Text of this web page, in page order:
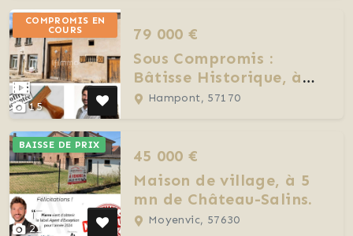
15
COMPROMIS EN
COURS
79 000 €
Sous Compromis :
Bâtisse Historique, à
vendre dans le Saulnois.
Hampont, 57170
21
BAISSE DE PRIX
45 000 €
Maison de village, à 5
mn de Château-Salins.
Moyenvic, 57630